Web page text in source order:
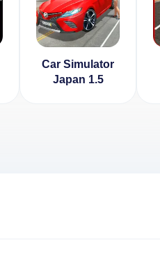
Car Simulator
Japan 1.5